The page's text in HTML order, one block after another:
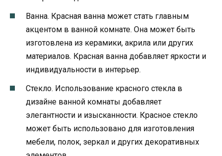
Ванна. Красная ванна может стать главным
акцентом в ванной комнате. Она может быть
изготовлена из керамики, акрила или других
материалов. Красная ванна добавляет яркости и
индивидуальности в интерьер.
Стекло. Использование красного стекла в
дизайне ванной комнаты добавляет
элегантности и изысканности. Красное стекло
может быть использовано для изготовления
мебели, полок, зеркал и других декоративных